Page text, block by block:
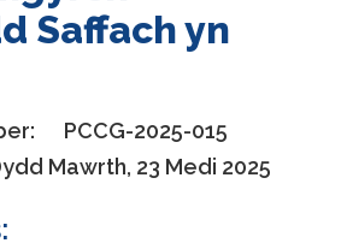
Saffach yn
PCCG-2025-015
Mawrth, 23 Medi 2025